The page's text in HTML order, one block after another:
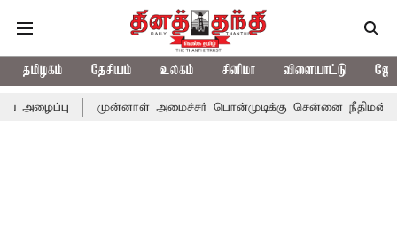
தமிழகம் தேசியம் உலகம் சினிமா விளையாட்டு
முன்னாள் அமைச்சர் பொன்முடிக்கு சென்னை நீதிமன்றம்